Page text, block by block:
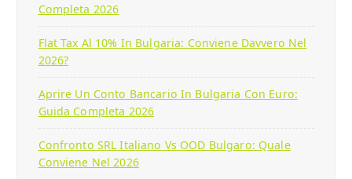
Completa 2026
Flat Tax Al 10% In Bulgaria: Conviene Davvero Nel
2026?
Aprire Un Conto Bancario In Bulgaria Con Euro:
Guida Completa 2026
Confronto SRL Italiano Vs OOD Bulgaro: Quale
Conviene Nel 2026